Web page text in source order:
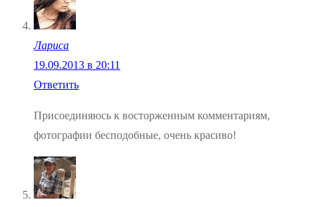
Лариса
19.09.2013 в 20:11
Ответить
Присоединяюсь к восторженным комментариям,
фотографии бесподобные, очень красиво!